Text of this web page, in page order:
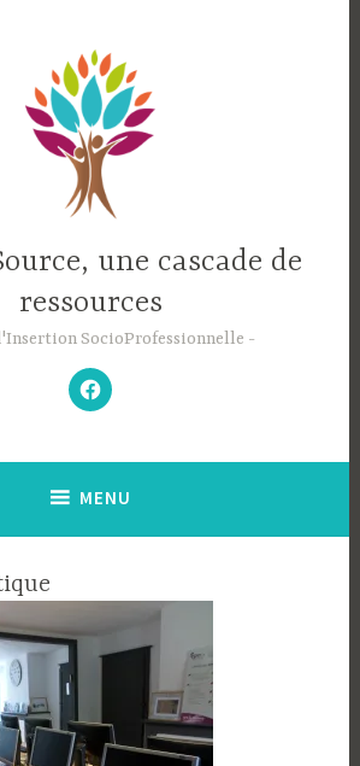
une cascade de
ressources
SocioProfessionnelle
–
N’hésitez
pas
à
;-)
MENU